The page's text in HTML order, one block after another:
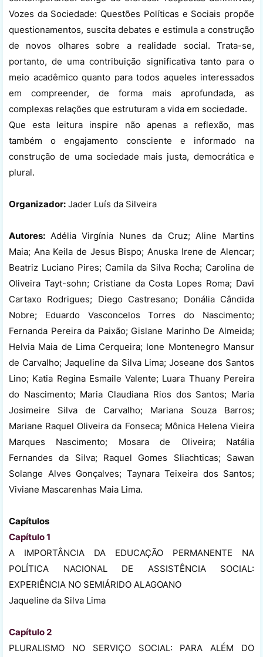
Vozes da Sociedade: Questões Políticas e Sociais propõe
questionamentos, suscita debates e estimula a construção
de novos olhares sobre a realidade social. Trata-se,
portanto, de uma contribuição significativa tanto para o
meio acadêmico quanto para todos aqueles interessados
em compreender, de forma mais aprofundada, as
complexas relações que estruturam a vida em sociedade.
Que esta leitura inspire não apenas a reflexão, mas
também o engajamento consciente e informado na
construção de uma sociedade mais justa, democrática e
plural.
Organizador: Jader Luís da Silveira
Autores: Adélia Virgínia Nunes da Cruz; Aline Martins
Maia; Ana Keila de Jesus Bispo; Anuska Irene de Alencar;
Beatriz Luciano Pires; Camila da Silva Rocha; Carolina de
Oliveira Tayt-sohn; Cristiane da Costa Lopes Roma; Davi
Cartaxo Rodrigues; Diego Castresano; Donália Cândida
Nobre; Eduardo Vasconcelos Torres do Nascimento;
Fernanda Pereira da Paixão; Gislane Marinho De Almeida;
Helvia Maia de Lima Cerqueira; Ione Montenegro Mansur
de Carvalho; Jaqueline da Silva Lima; Joseane dos Santos
Lino; Katia Regina Esmaile Valente; Luara Thuany Pereira
do Nascimento; Maria Claudiana Rios dos Santos; Maria
Josimeire Silva de Carvalho; Mariana Souza Barros;
Mariane Raquel Oliveira da Fonseca; Mônica Helena Vieira
Marques Nascimento; Mosara de Oliveira; Natália
Fernandes da Silva; Raquel Gomes Sliachticas; Sawan
Solange Alves Gonçalves; Taynara Teixeira dos Santos;
Viviane Mascarenhas Maia Lima.
Capítulos
Capítulo 1
A IMPORTÂNCIA DA EDUCAÇÃO PERMANENTE NA
POLÍTICA NACIONAL DE ASSISTÊNCIA SOCIAL:
EXPERIÊNCIA NO SEMIÁRIDO ALAGOANO
Jaqueline da Silva Lima
Capítulo 2
PLURALISMO NO SERVIÇO SOCIAL: PARA ALÉM DO